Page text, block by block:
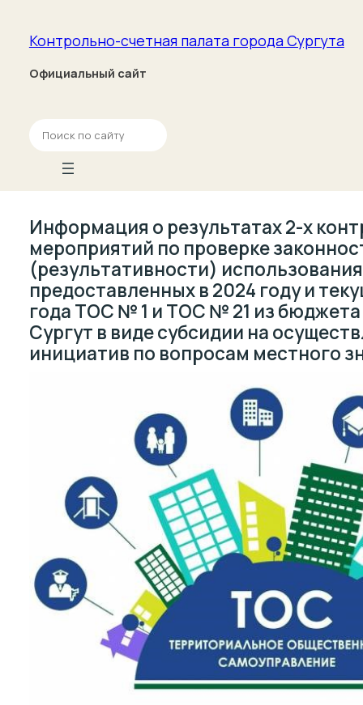
Контрольно-счетная палата­ города Сургута
Официальный сайт
П
о
Информация о результатах 2-х
мероприятий по проверке
(результативности)
предоставленных в 2024 году и
года ТОС № 1 и ТОС № 21 из бюджета
Сургут в виде субсидии на
инициатив по вопросам местного